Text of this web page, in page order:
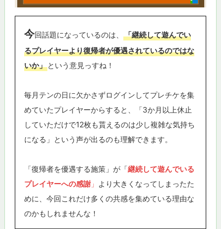
今回話題になっているのは、
「継続して遊んでい
るプレイヤーより復帰者が優遇されているのではな
いか」という意見っすね！
毎月テンの日に欠かさずログインしてプレチケを集
めていたプレイヤーからすると、「3か月以上休止
していただけで12枚も貰えるのは少し複雑な気持ち
になる」という声が出るのも理解できます。
「復帰者を優遇する施策」が「継続して遊んでいる
プレイヤーへの感謝」 より大きくなってしまったた
めに、今回これだけ多くの共感を集めている理由な
のかもしれませんな！